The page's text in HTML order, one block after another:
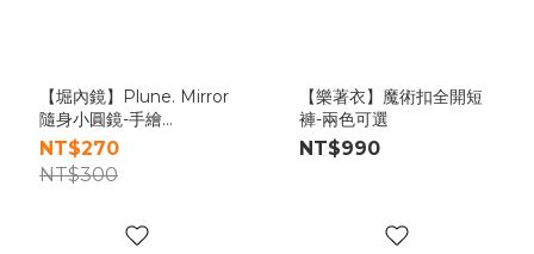
【堀內鏡】Plune. Mirror
隨身小圓鏡-手繪
HEART(日本製,隨身鏡,美
妝鏡,化妝鏡)
NT$270
NT$300
【樂著衣】魔術扣全開短
褲-兩色可選
NT$990